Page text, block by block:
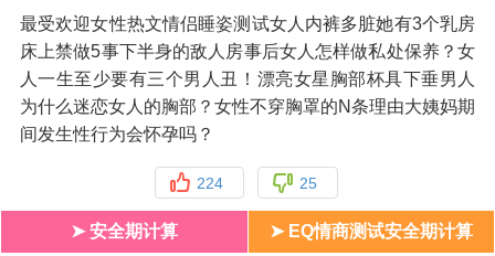
最受欢迎女性热文情侣睡姿测试女人内裤多脏她有3个乳房
床上禁做5事下半身的敌人房事后女人怎样做私处保养？女
人一生至少要有三个男人丑！漂亮女星胸部杯具下垂男人
为什么迷恋女人的胸部？女性不穿胸罩的N条理由大姨妈期
间发生性行为会怀孕吗？
224 25
➤ 安全期计算 ➤ EQ情商测试安全期计算